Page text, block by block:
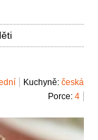
Kuchyně: česká
Porce: 4